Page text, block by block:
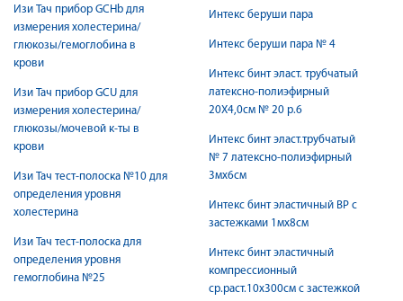
Изи Тач прибор GCHb для
измерения холестерина/
глюкозы/гемоглобина в
крови
Изи Тач прибор GCU для
измерения холестерина/
глюкозы/мочевой к-ты в
крови
Изи Тач тест-полоска №10 для
определения уровня
холестерина
Изи Тач тест-полоска для
определения уровня
гемоглобина №25
Интекс беруши пара
Интекс беруши пара № 4
Интекс бинт эласт. трубчатый
латексно-полиэфирный
20Х4,0см № 20 р.6
Интекс бинт эласт.трубчатый
№ 7 латексно-полиэфирный
3мх6см
Интекс бинт эластичный ВР с
застежками 1мх8см
Интекс бинт эластичный
компрессионный
ср.раст.10х300см с застежкой